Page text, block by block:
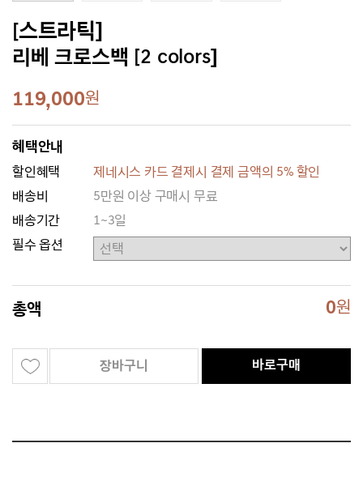
[스트라틱]
리베 크로스백 [2 colors]
119,000원
혜택안내
할인혜택
제네시스 카드 결제시 결제 금액의 5% 할인
배송비
5만원 이상 구매시 무료
배송기간
1~3일
필수 옵션
총액 0원
장바구니 바로구매